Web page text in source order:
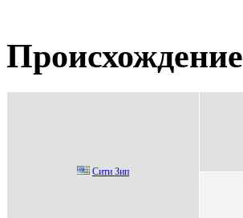
Происхождение
Сити Зип